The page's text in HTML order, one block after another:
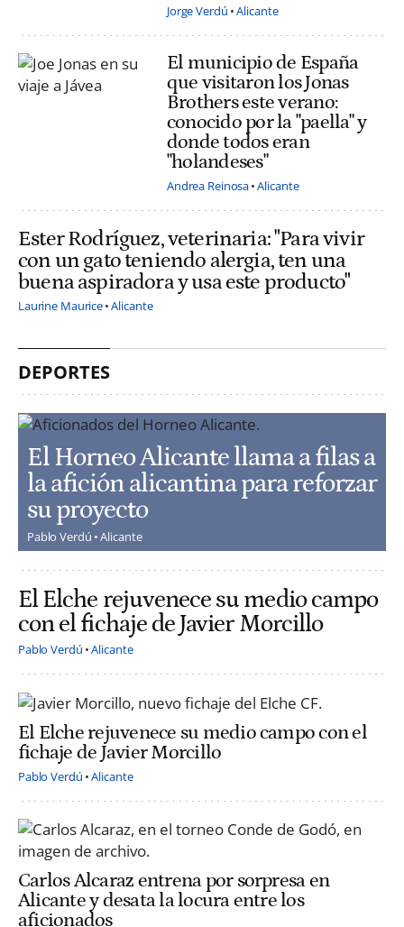
Jorge Verdú Alicante
El municipio de España
que visitaron los Jonas
Brothers este verano:
conocido por la "paella" y
donde todos eran
"holandeses"
Andrea Reinosa Alicante
Ester Rodríguez, veterinaria: "Para vivir
con un gato teniendo alergia, ten una
buena aspiradora y usa este producto"
Laurine Maurice Alicante
DEPORTES
El Horneo Alicante llama a filas a
la afición alicantina para reforzar
su proyecto
Pablo Verdú Alicante
El Elche rejuvenece su medio campo
con el fichaje de Javier Morcillo
Pablo Verdú Alicante
El Elche rejuvenece su medio campo con el
fichaje de Javier Morcillo
Pablo Verdú Alicante
Carlos Alcaraz entrena por sorpresa en
Alicante y desata la locura entre los
aficionados